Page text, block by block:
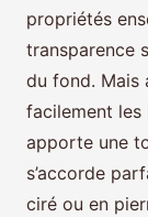
propriétés
transparence
du fond. Mais
facilement les
apporte une
s’accorde
ciré ou en